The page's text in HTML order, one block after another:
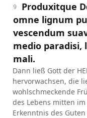
9
Produxitque
omne lignum
vescendum
medio
mali.
Dann ließ Gott der
hervorwachsen, die
wohlschmeckende
des Lebens mitten
Erkenntnis des